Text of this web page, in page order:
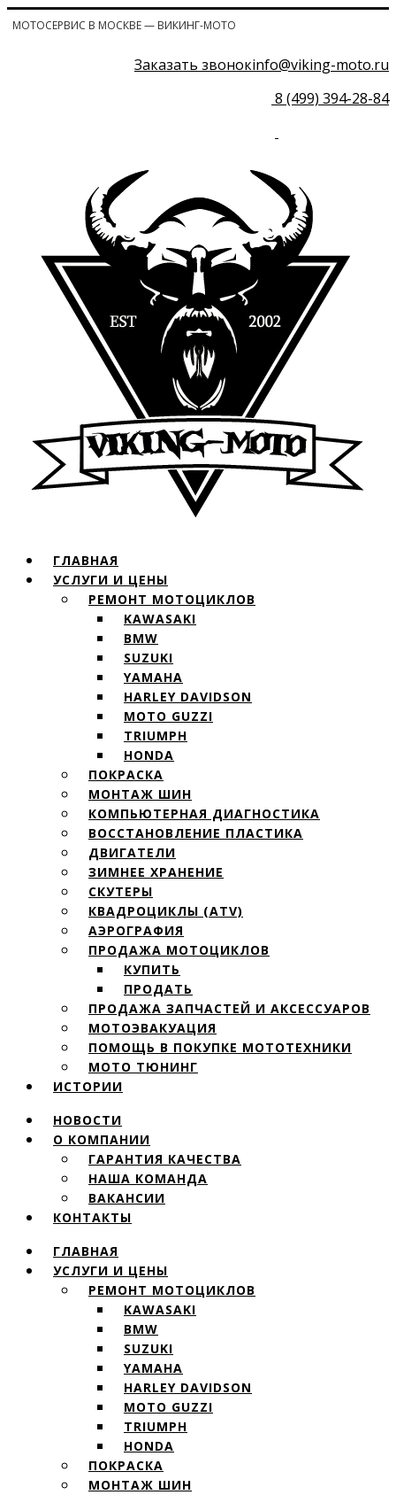
МОТОСЕРВИС В МОСКВЕ — ВИКИНГ-МОТО
info@viking-moto.ru
Заказать звонок
8 (499) 394-28-84
ГЛАВНАЯ
УСЛУГИ И ЦЕНЫ
РЕМОНТ МОТОЦИКЛОВ
KAWASAKI
BMW
SUZUKI
YAMAHA
HARLEY DAVIDSON
MOTO GUZZI
TRIUMPH
HONDA
ПОКРАСКА
МОНТАЖ ШИН
КОМПЬЮТЕРНАЯ ДИАГНОСТИКА
ВОССТАНОВЛЕНИЕ ПЛАСТИКА
ДВИГАТЕЛИ
ЗИМНЕЕ ХРАНЕНИЕ
СКУТЕРЫ
КВАДРОЦИКЛЫ (ATV)
АЭРОГРАФИЯ
ПРОДАЖА МОТОЦИКЛОВ
КУПИТЬ
ПРОДАТЬ
ПРОДАЖА ЗАПЧАСТЕЙ И АКСЕССУАРОВ
МОТОЭВАКУАЦИЯ
ПОМОЩЬ В ПОКУПКЕ МОТОТЕХНИКИ
МОТО ТЮНИНГ
ИСТОРИИ
НОВОСТИ
О КОМПАНИИ
ГАРАНТИЯ КАЧЕСТВА
НАША КОМАНДА
ВАКАНСИИ
КОНТАКТЫ
ГЛАВНАЯ
УСЛУГИ И ЦЕНЫ
РЕМОНТ МОТОЦИКЛОВ
KAWASAKI
BMW
SUZUKI
YAMAHA
HARLEY DAVIDSON
MOTO GUZZI
TRIUMPH
HONDA
ПОКРАСКА
МОНТАЖ ШИН